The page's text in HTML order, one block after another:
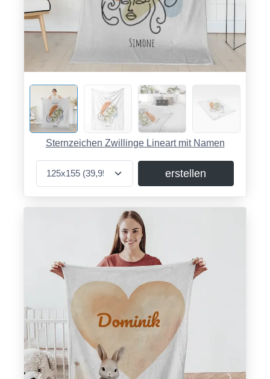
Sternzeichen Zwillinge Lineart mit Namen
erstellen